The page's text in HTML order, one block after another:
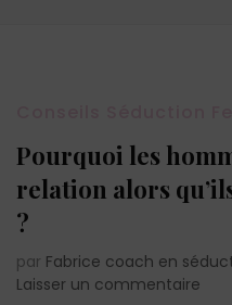
Pourquoi les
relation alors
?
par Fabrice coach en
Laisser un commentaire